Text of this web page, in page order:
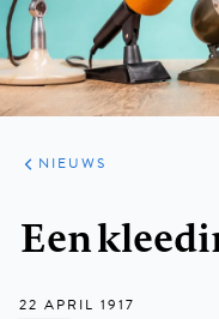
ARTIKELEN
HET
KORT
NIEUWS
Een
22 APRIL 1917